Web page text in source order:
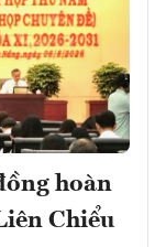
hoàn
Chiểu